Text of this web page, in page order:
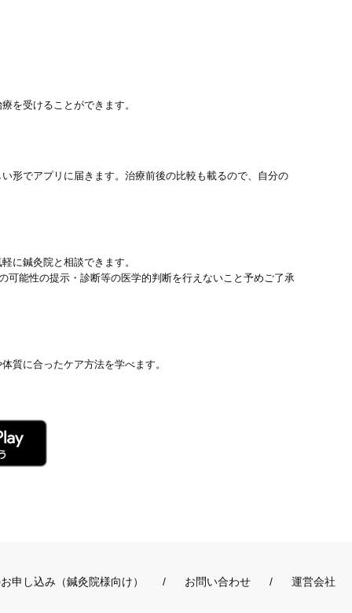
を受けることができます。
形でアプリに届きます。治療前後の比較も載るので、自分の
に鍼灸院と相談できます。
能性の提示・診断等の医学的判断を行えないこと予めご了承
質に合ったケア方法を学べます。
申し込み（鍼灸院様向け） お問い合わせ 運営会社